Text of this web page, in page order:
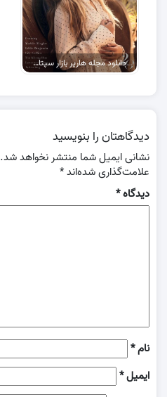
دانلود مجله هارپر بازار سپتامبر 2021
دیدگاهتان را بنویسید
نشانی ایمیل شما منتشر نخواهد شد.
علامت‌گذاری شده‌اند*
دیدگاه*
نام*
ایمیل*